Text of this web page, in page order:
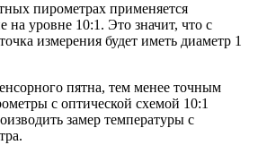
пирометрах применяется
на уровне 10:1. Это значит, что с
измерения будет иметь диаметр 1
пятна, тем менее точным
с оптической схемой 10:1
замер температуры с